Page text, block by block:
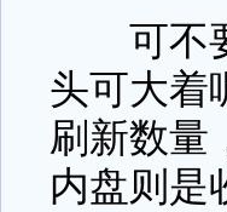
可不要
头可大着
刷新数量
内盘则是